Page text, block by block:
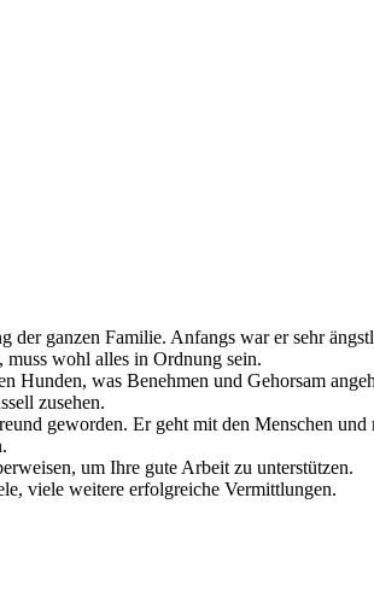
ganzen Familie. Anfangs war er sehr
wohl alles in Ordnung sein.
Hunden, was Benehmen und Gehorsam
zusehen.
geworden. Er geht mit den Menschen
um Ihre gute Arbeit zu unterstützen.
viele weitere erfolgreiche Vermittlungen.